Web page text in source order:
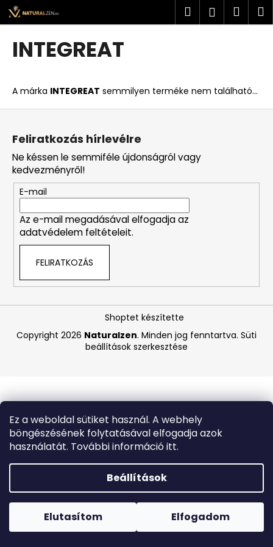
Ez a weboldal sütiket használ. A webhely
böngészésének folytatásával elfogadja azok
használatát. További információ itt.
Beállítások
Elutasítom Elfogadom
Ugrás
fő
tartalomhoz
Forró napokon nem javasoljuk a csomagautomatákba
történő kézbesítést. A magas hőmérsékletre érzékeny
termékek átvételkor nem biztos, hogy optimális állapotban
Keresés
INTEGREAT
A márka INTEGREAT semmilyen terméke nem található...
K
o
i
t
k
e
r
e
s
?
A
á
u
k
ANGELCARE
AC25
LÉGZÉSFIGYELŐ
BABAŐRZŐ
-
KATEGÓRIÁS
TERMÉK
L
Feliratkozás hírlevélre
Ne késsen le semmiféle újdonságról vagy
kedvezményről!
E-mail
Az e-mail megadásával elfogadja az
adatvédelem feltételeit.
FELIRATKOZÁS
Shoptet készítette
Copyright 2026 Naturalzen. Minden jog fenntartva. Süti
beállítások szerkesztése